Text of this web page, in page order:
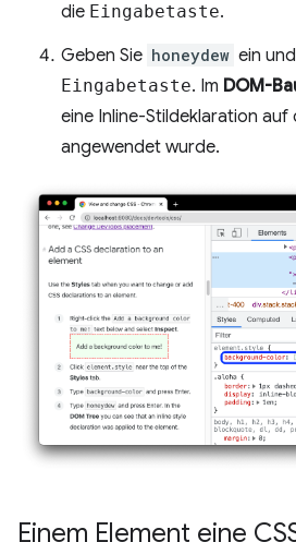
die Eingabetaste.
Geben Sie honeydew ein
Eingabetaste. Im DOM-
eine Inline-Stildeklaration auf
angewendet wurde.
Einem Element eine